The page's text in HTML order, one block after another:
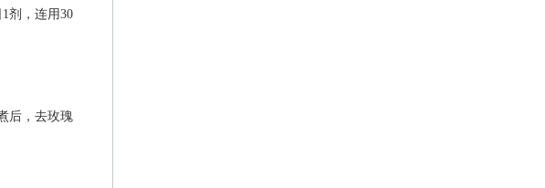
剂，连用30
后，去玫瑰